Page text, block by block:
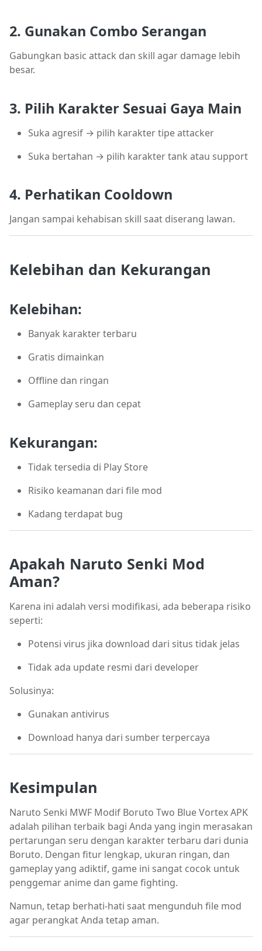
2. Gunakan Combo Serangan
Gabungkan basic attack dan skill agar damage lebih
besar.
3. Pilih Karakter Sesuai Gaya Main
Suka agresif → pilih karakter tipe attacker
Suka bertahan → pilih karakter tank atau support
4. Perhatikan Cooldown
Jangan sampai kehabisan skill saat diserang lawan.
Kelebihan dan Kekurangan
Kelebihan:
Banyak karakter terbaru
Gratis dimainkan
Offline dan ringan
Gameplay seru dan cepat
Kekurangan:
Tidak tersedia di Play Store
Risiko keamanan dari file mod
Kadang terdapat bug
Apakah Naruto Senki Mod
Aman?
Karena ini adalah versi modifikasi, ada beberapa risiko
seperti:
Potensi virus jika download dari situs tidak jelas
Tidak ada update resmi dari developer
Solusinya:
Gunakan antivirus
Download hanya dari sumber terpercaya
Kesimpulan
Naruto Senki MWF Modif Boruto Two Blue Vortex APK
adalah pilihan terbaik bagi Anda yang ingin merasakan
pertarungan seru dengan karakter terbaru dari dunia
Boruto. Dengan fitur lengkap, ukuran ringan, dan
gameplay yang adiktif, game ini sangat cocok untuk
penggemar anime dan game fighting.
Namun, tetap berhati-hati saat mengunduh file mod
agar perangkat Anda tetap aman.